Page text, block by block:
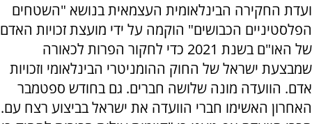
ועדת החקירה הבינלאומית העצמאית בנושא "השטחים
הפלסטיניים הכבושים" הוקמה על ידי מועצת זכויות האדם
של האו"ם בשנת 2021 כדי לחקור הפרות לכאורה
שמבצעת ישראל של החוק ההומניטרי הבינלאומי וזכויות
אדם. הוועדה מונה שלושה חברים. גם בחודש ספטמבר
האחרון האשימו חברי הוועדה את ישראל בביצוע רצח עם.